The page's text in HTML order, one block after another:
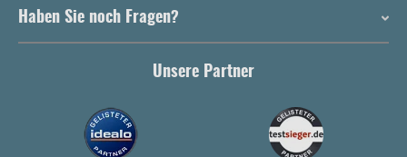
Haben Sie noch Fragen?
Unsere Partner